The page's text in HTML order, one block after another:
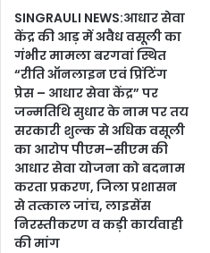
SINGRAULI NEWS:आधार सेवा
केंद्र की आड़ में अवैध वसूली का
गंभीर मामला बरगवां स्थित
“रीति ऑनलाइन एवं प्रिंटिंग
प्रेस – आधार सेवा केंद्र” पर
जन्मतिथि सुधार के नाम पर तय
सरकारी शुल्क से अधिक वसूली
का आरोप पीएम–सीएम की
आधार सेवा योजना को बदनाम
करता प्रकरण, जिला प्रशासन
से तत्काल जांच, लाइसेंस
निरस्तीकरण व कड़ी कार्यवाही
की मांग